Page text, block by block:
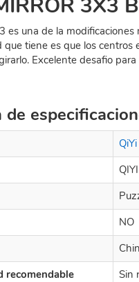
3X3
es una de la
que tiene es que los
Excelente desafio
de
NO
recomendable
Sin